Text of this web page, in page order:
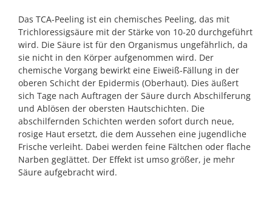
Das TCA-Peeling ist ein chemisches Peeling, das mit
Trichloressigsäure mit der Stärke von 10-20 durchgeführt
wird. Die Säure ist für den Organismus ungefährlich, da
sie nicht in den Körper aufgenommen wird. Der
chemische Vorgang bewirkt eine Eiweiß-Fällung in der
oberen Schicht der Epidermis (Oberhaut). Dies äußert
sich Tage nach Auftragen der Säure durch Abschilferung
und Ablösen der obersten Hautschichten. Die
abschilfernden Schichten werden sofort durch neue,
rosige Haut ersetzt, die dem Aussehen eine jugendliche
Frische verleiht. Dabei werden feine Fältchen oder flache
Narben geglättet. Der Effekt ist umso größer, je mehr
Säure aufgebracht wird.